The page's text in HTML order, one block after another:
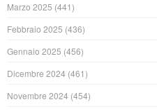
Marzo 2025 (441)
Febbraio 2025 (436)
Gennaio 2025 (456)
Dicembre 2024 (461)
Novembre 2024 (454)